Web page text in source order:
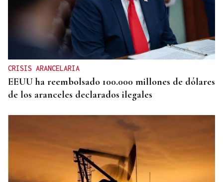
CRISIS ARANCELARIA
EEUU ha reembolsado 100.000 millones de dólares
de los aranceles declarados ilegales